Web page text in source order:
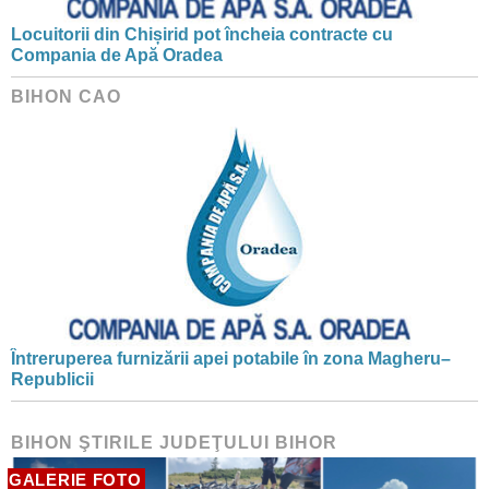
Locuitorii din Chișirid pot încheia contracte cu
Compania de Apă Oradea
BIHON CAO
Întreruperea furnizării apei potabile în zona Magheru–
Republicii
BIHON ŞTIRILE JUDEŢULUI BIHOR
GALERIE FOTO